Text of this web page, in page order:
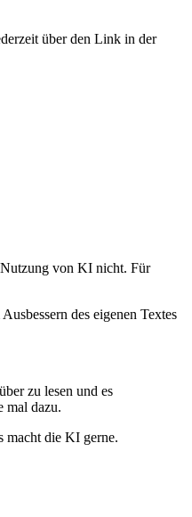
über den Link in der
von KI nicht. Für
des eigenen Textes
zu lesen und es
mal dazu.
macht die KI gerne.